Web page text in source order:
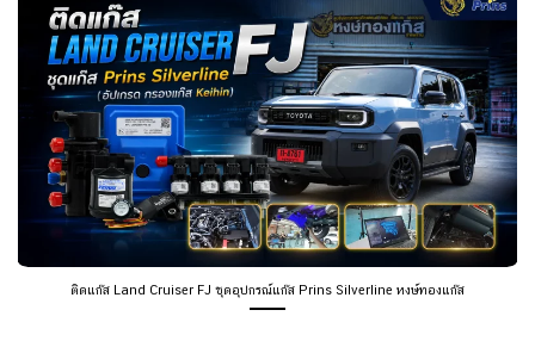
ติดแก๊ส Land Cruiser FJ ชุดอุปกรณ์แก๊ส Prins Silverline หงษ์ทองแก๊ส